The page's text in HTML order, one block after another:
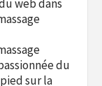
webdans
du
sur la